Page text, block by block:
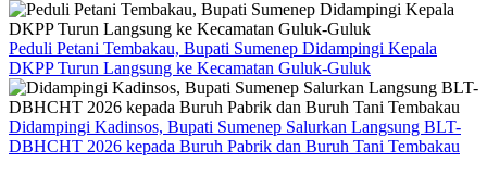
Peduli Petani Tembakau, Bupati Sumenep Didampingi Kepala
DKPP Turun Langsung ke Kecamatan Guluk-Guluk
Didampingi Kadinsos, Bupati Sumenep Salurkan Langsung BLT-
DBHCHT 2026 kepada Buruh Pabrik dan Buruh Tani Tembakau